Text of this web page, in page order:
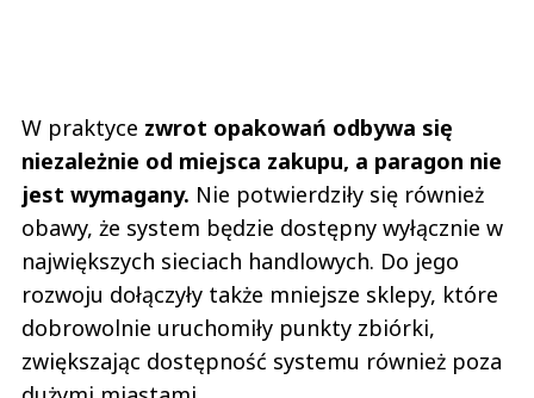
W praktyce zwrot opakowań odbywa się
niezależnie od miejsca zakupu, a paragon nie
jest wymagany. Nie potwierdziły się również
obawy, że system będzie dostępny wyłącznie w
największych sieciach handlowych. Do jego
rozwoju dołączyły także mniejsze sklepy, które
dobrowolnie uruchomiły punkty zbiórki,
zwiększając dostępność systemu również poza